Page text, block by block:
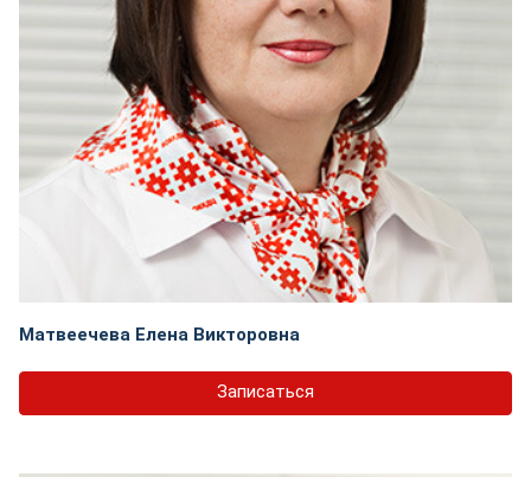
Матвеечева Елена Викторовна
Записаться